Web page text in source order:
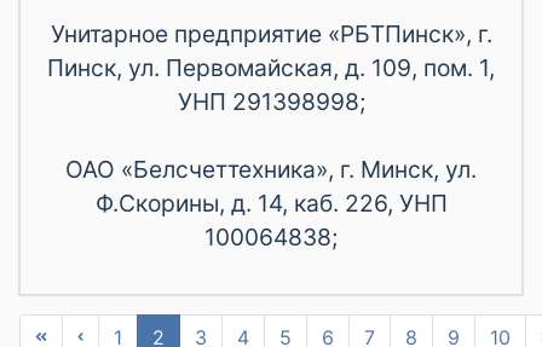
Унитарное предприятие «РБТПинск», г.
Пинск, ул. Первомайская, д. 109, пом. 1,
УНП 291398998;
ОАО «Белсчеттехника», г. Минск, ул.
Ф.Скорины, д. 14, каб. 226, УНП
100064838;
1 2 3 4 5 6 7 8 9 10